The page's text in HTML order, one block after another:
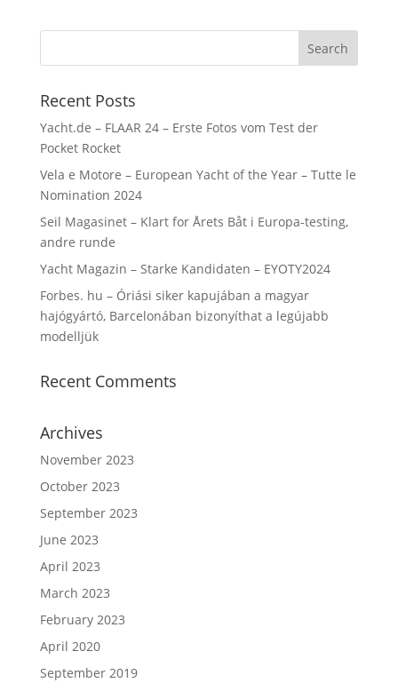
Recent Posts
Yacht.de – FLAAR 24 – Erste Fotos vom Test der
Pocket Rocket
Vela e Motore – European Yacht of the Year – Tutte le
Nomination 2024
Seil Magasinet – Klart for Årets Båt i Europa-testing,
andre runde
Yacht Magazin – Starke Kandidaten – EYOTY2024
Forbes. hu – Óriási siker kapujában a magyar
hajógyártó, Barcelonában bizonyíthat a legújabb
modelljük
Recent Comments
Archives
November 2023
October 2023
September 2023
June 2023
April 2023
March 2023
February 2023
April 2020
September 2019